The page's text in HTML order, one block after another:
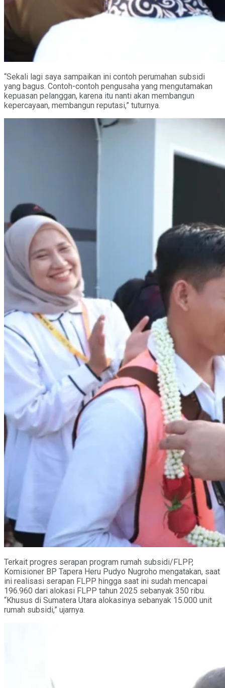
“Sekali lagi saya sampaikan ini contoh perumahan subsidi
yang bagus. Contoh-contoh pengusaha yang mengutamakan
kepuasan pelanggan, karena itu nanti akan membangun
kepercayaan, membangun reputasi,” tuturnya.
Terkait progres serapan program rumah subsidi/FLPP,
Komisioner BP Tapera Heru Pudyo Nugroho mengatakan, saat
ini realisasi serapan FLPP hingga saat ini sudah mencapai
196.960 dari alokasi FLPP tahun 2025 sebanyak 350 ribu.
“Khusus di Sumatera Utara alokasinya sebanyak 15.000 unit
rumah subsidi,” ujarnya.